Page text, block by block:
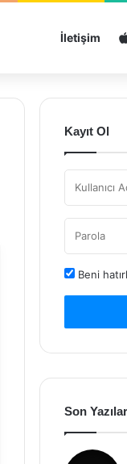
İletişim
Kayıt Ol
Beni
Son Yazılar